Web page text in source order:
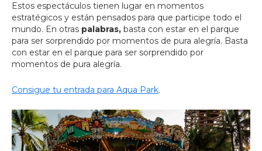
Estos espectáculos tienen lugar en momentos
estratégicos y están pensados para que participe todo el
mundo. En otras palabras, basta con estar en el parque
para ser sorprendido por momentos de pura alegría. Basta
con estar en el parque para ser sorprendido por
momentos de pura alegría.
Consigue tu entrada para Aqua Park.